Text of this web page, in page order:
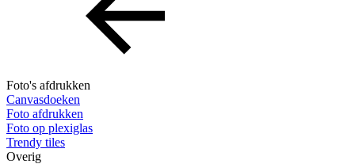
Foto's afdrukken
Canvasdoeken
Foto afdrukken
Foto op plexiglas
Trendy tiles
Overig